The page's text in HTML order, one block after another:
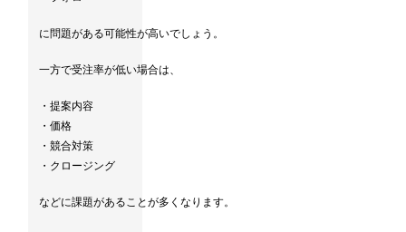
に問題がある可能性が高いでしょう。
一方で受注率が低い場合は、
・提案内容
・価格
・競合対策
・クロージング
などに課題があることが多くなります。